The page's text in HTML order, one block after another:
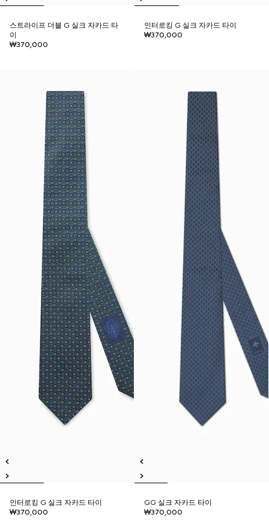
스트라이프 더블 G 실크 자카드 타
이
₩370,000
인터로킹 G 실크 자카드 타이
₩370,000
인터로킹 G 실크 자카드 타이
₩370,000
GG 실크 자카드 타이
₩370,000